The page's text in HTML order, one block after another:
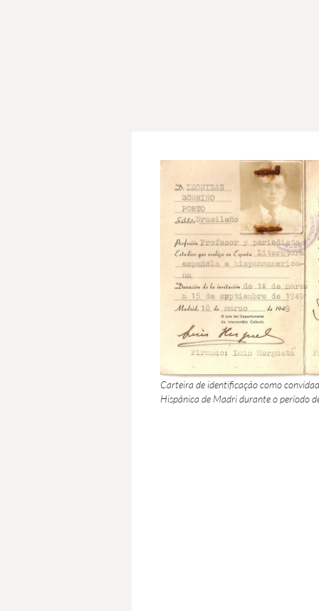
Carteira de identificação como
Hispânica de Madri durante o período